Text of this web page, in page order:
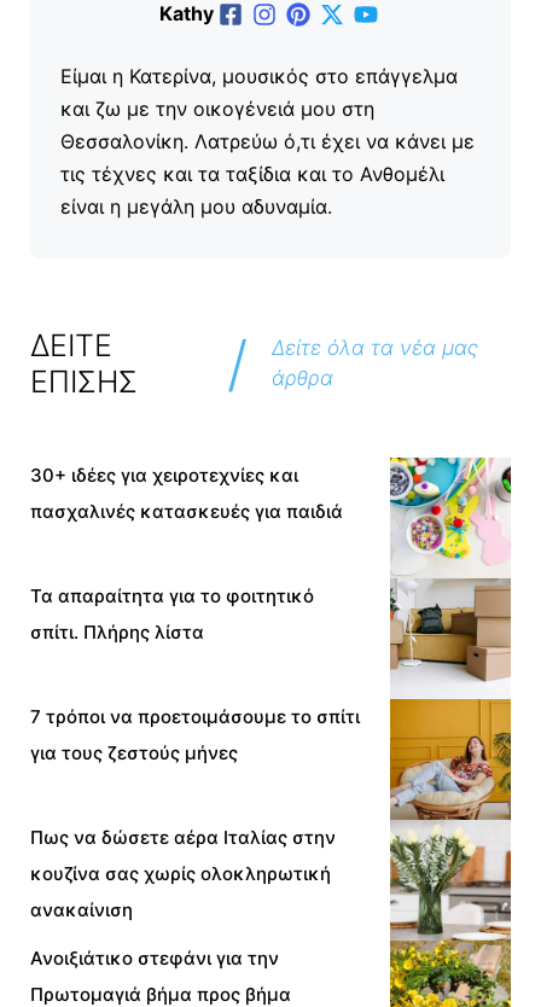
Kathy
Είμαι η Κατερίνα, μουσικός στο επάγγελμα
και ζω με την οικογένειά μου στη
Θεσσαλονίκη. Λατρεύω ό,τι έχει να κάνει με
τις τέχνες και τα ταξίδια και το Ανθομέλι
είναι η μεγάλη μου αδυναμία.
ΔΕΙΤΕ
ΕΠΙΣΗΣ
/
Δείτε όλα τα νέα μας
άρθρα
30+ ιδέες για χειροτεχνίες και
πασχαλινές κατασκευές για παιδιά
Τα απαραίτητα για το φοιτητικό
σπίτι. Πλήρης λίστα
7 τρόποι να προετοιμάσουμε το σπίτι
για τους ζεστούς μήνες
Πως να δώσετε αέρα Ιταλίας στην
κουζίνα σας χωρίς ολοκληρωτική
ανακαίνιση
Ανοιξιάτικο στεφάνι για την
Πρωτομαγιά βήμα προς βήμα